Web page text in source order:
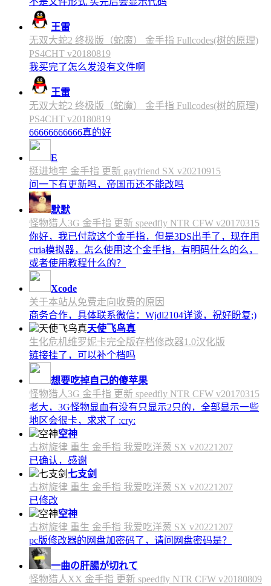
王雷
无双大蛇2 终极版（蛇魔） 金手指 Fullcodes(树的原理)
PS4CHT v20180819
我买完了怎么发没有文件啊
王雷
无双大蛇2 终极版（蛇魔） 金手指 Fullcodes(树的原理)
PS4CHT v20180819
66666666666真的好
E
挺进地牢 金手指 更新 gayfriend SX v20210915
问一下有更新吗，帝国币还不能改吗
默默
怪物猎人3G 金手指 更新 speedfly NTR CFW v20170315
你好，我已付款这个金手指，但是3DS出手了，现在用
ctria模拟器，怎么使用这个金手指，有明码什么的么，
或者使用教程什么的？
Xcode
关于本站从免费走向收费的原因
商务合作，具体联系微信：Wjdl2104详谈，祝好盼复;)
天使飞鸟真
生化危机维罗妮卡完全版存档修改器1.0汉化版
链接挂了，可以补个档吗
想要吃掉自己的傻苹果
怪物猎人3G 金手指 更新 speedfly NTR CFW v20170315
老大，3G怪物显血有没有只显示2只的，全部显示一些
地区会很卡，求求了 :cry:
空神
古树旋律 重生 金手指 我爱吃洋葱 SX v20221207
已确认，感谢
七支剑
古树旋律 重生 金手指 我爱吃洋葱 SX v20221207
已修改
空神
古树旋律 重生 金手指 我爱吃洋葱 SX v20221207
pc版修改器的网盘加密码了，请问网盘密码是？
一曲の肝腸が切れて
怪物猎人XX 金手指 更新 speedfly NTR CFW v20180809